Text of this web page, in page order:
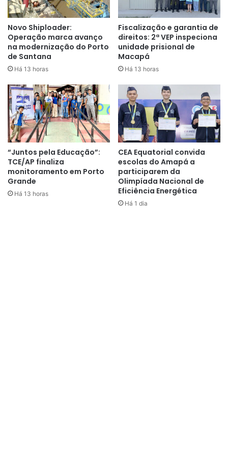
sanguíneas.
O transplante consiste na substituição da medula óssea
deficitária por células normais, para que haja a
reconstituição de uma nova medula potencialmente
O Hemoap fica localizado na avenida Raimundo Álvares da
Costa, 1093, Centro, aberto de segunda a sexta, das 7h30
às 12h30. Para realizar o cadastro é necessário levar
documento oficial com foto.
Novo Shiploader:
Operação marca avanço
na modernização do Porto
de Santana
Há 13 horas
Fiscalização e garantia de
direitos: 2ª VEP inspeciona
unidade prisional de
Macapá
Há 13 horas
“Juntos pela Educação”:
TCE/AP finaliza
monitoramento em Porto
Grande
Há 13 horas
CEA Equatorial convida
escolas do Amapá a
participarem da
Olimpíada Nacional de
Eficiência Energética
Há 1 dia